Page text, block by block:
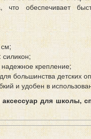
что обеспечивает
надежное крепление;
большинства детских
и удобен в
для школы,